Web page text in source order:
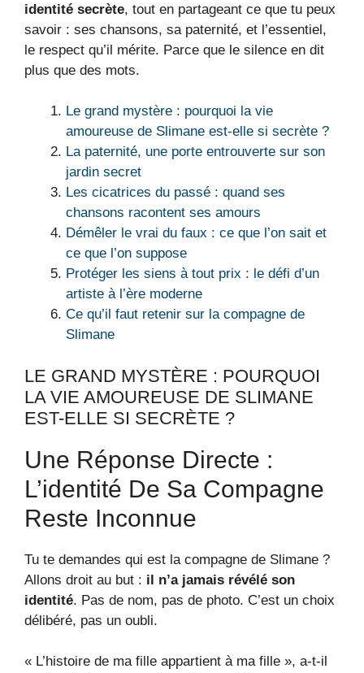
identité secrète, tout en partageant ce que tu peux
savoir : ses chansons, sa paternité, et l’essentiel,
le respect qu’il mérite. Parce que le silence en dit
plus que des mots.
Le grand mystère : pourquoi la vie
amoureuse de Slimane est-elle si secrète ?
La paternité, une porte entrouverte sur son
jardin secret
Les cicatrices du passé : quand ses
chansons racontent ses amours
Démêler le vrai du faux : ce que l’on sait et
ce que l’on suppose
Protéger les siens à tout prix : le défi d’un
artiste à l’ère moderne
Ce qu’il faut retenir sur la compagne de
Slimane
LE GRAND MYSTÈRE : POURQUOI
LA VIE AMOUREUSE DE SLIMANE
EST-ELLE SI SECRÈTE ?
Une Réponse Directe :
L’identité De Sa Compagne
Reste Inconnue
Tu te demandes qui est la compagne de Slimane ?
Allons droit au but : il n’a jamais révélé son
identité. Pas de nom, pas de photo. C’est un choix
délibéré, pas un oubli.
« L’histoire de ma fille appartient à ma fille », a-t-il